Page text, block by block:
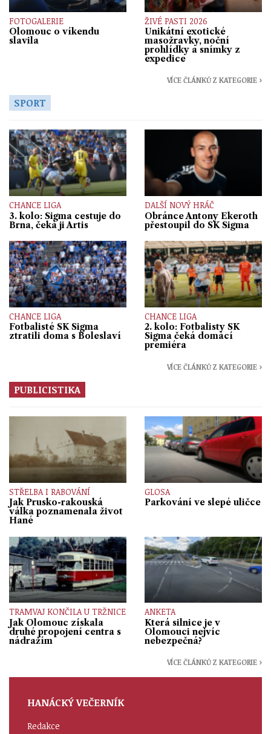
FOTOGALERIE
Olomouc o víkendu
slavila
ŽIVÉ PASTI 2026
Unikátní exotické
masožravky, noční
prohlídky a snímky z
expedice
VÍCE ČLÁNKŮ Z KATEGORIE ›
SPORT
CHANCE LIGA
3. kolo: Sigma cestuje do
Brna, čeká ji Artis
DALŠÍ NOVÝ HRÁČ
Obránce Antony Ekeroth
přestoupil do SK Sigma
CHANCE LIGA
Fotbalisté SK Sigma
ztratili doma s Boleslaví
CHANCE LIGA
2. kolo: Fotbalisty SK
Sigma čeká domácí
premiéra
VÍCE ČLÁNKŮ Z KATEGORIE ›
PUBLICISTIKA
STŘELBA I RABOVÁNÍ
Jak Prusko-rakouská
válka poznamenala život
Hané
GLOSA
Parkování ve slepé uličce
TRAMVAJ KONČILA U TRŽNICE
Jak Olomouc získala
druhé propojení centra s
nádražím
ANKETA
Která silnice je v
Olomouci nejvíc
nebezpečná?
VÍCE ČLÁNKŮ Z KATEGORIE ›
HANÁCKÝ VEČERNÍK
Redakce